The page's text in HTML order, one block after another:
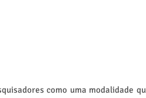
como uma modalidade